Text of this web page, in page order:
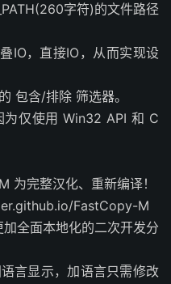
字符)的文件路径
IO，直接IO，从而实现设
包含/排除 筛选器。
仅使用 Win32 API 和 C
完整汉化、重新编译！
FastCopy-M
全面本地化的二次开发分
言显示，加语言只需修改